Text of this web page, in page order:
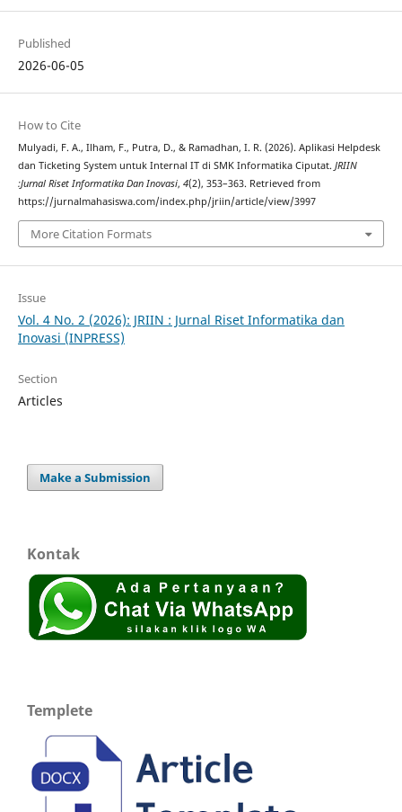
Published
2026-06-05
How to Cite
Mulyadi, F. A., Ilham, F., Putra, D., & Ramadhan, I. R. (2026). Aplikasi Helpdesk
dan Ticketing System untuk Internal IT di SMK Informatika Ciputat. JRIIN
:Jurnal Riset Informatika Dan Inovasi, 4(2), 353–363. Retrieved from
https://jurnalmahasiswa.com/index.php/jriin/article/view/3997
More Citation Formats
Issue
Vol. 4 No. 2 (2026): JRIIN : Jurnal Riset Informatika dan
Inovasi (INPRESS)
Section
Articles
Make a Submission
Kontak
Templete